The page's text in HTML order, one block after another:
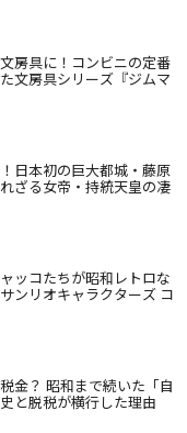
房具に！コンビニの定番
文房具シリーズ『ジムマ
日本初の巨大都城・藤原
ざる女帝・持統天皇の凄
ッコたちが昭和レトロな
ンリオキャラクターズ コ
金？ 昭和まで続いた「自
と脱税が横行した理由